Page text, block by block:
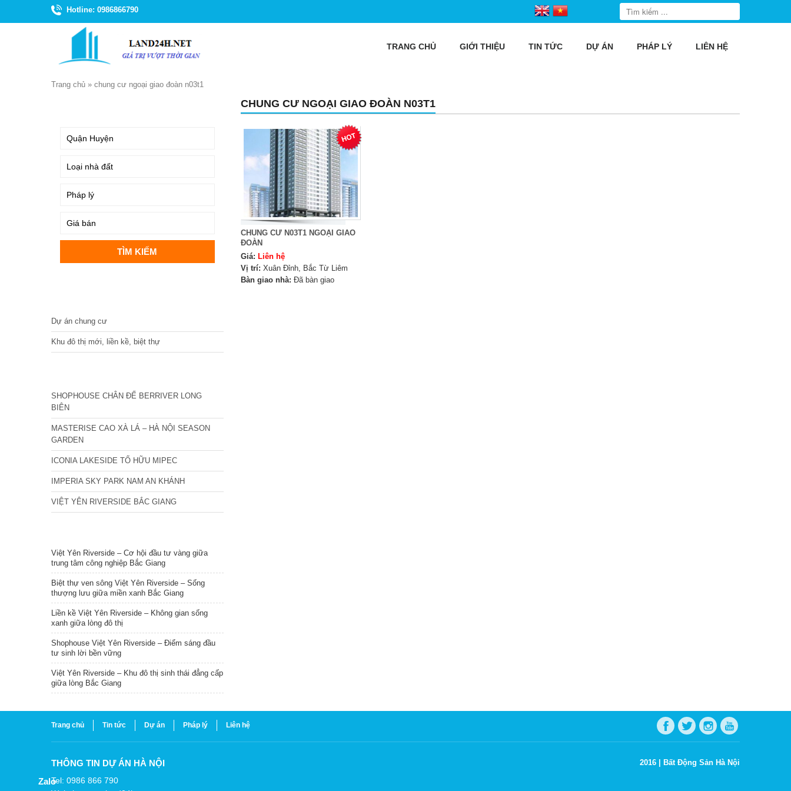
Hotline: 0986866790
TRANG CHỦ GIỚI THIỆU TIN TỨC DỰ ÁN PHÁP LÝ LIÊN HỆ
Trang chủ » chung cư ngoại giao đoàn n03t1
CHUNG CƯ NGOẠI GIAO ĐOÀN N03T1
CHUNG CƯ N03T1 NGOẠI GIAO
ĐOÀN
Giá: Liên hệ
Vị trí: Xuân Đỉnh, Bắc Từ Liêm
Bàn giao nhà: Đã bàn giao
Dự án chung cư
Khu đô thị mới, liền kề, biệt thự
SHOPHOUSE CHÂN ĐẾ BERRIVER LONG
BIÊN
MASTERISE CAO XÀ LÁ – HÀ NỘI SEASON
GARDEN
ICONIA LAKESIDE TỐ HỮU MIPEC
IMPERIA SKY PARK NAM AN KHÁNH
VIỆT YÊN RIVERSIDE BẮC GIANG
Việt Yên Riverside – Cơ hội đầu tư vàng giữa
trung tâm công nghiệp Bắc Giang
Biệt thự ven sông Việt Yên Riverside – Sống
thượng lưu giữa miền xanh Bắc Giang
Liền kề Việt Yên Riverside – Không gian sống
xanh giữa lòng đô thị
Shophouse Việt Yên Riverside – Điểm sáng đầu
tư sinh lời bền vững
Việt Yên Riverside – Khu đô thị sinh thái đẳng cấp
giữa lòng Bắc Giang
Trang chủ Tin tức Dự án Pháp lý Liên hệ
THÔNG TIN DỰ ÁN HÀ NỘI
Tel: 0986 866 790
2016 | Bất Động Sản Hà Nội
Zalo